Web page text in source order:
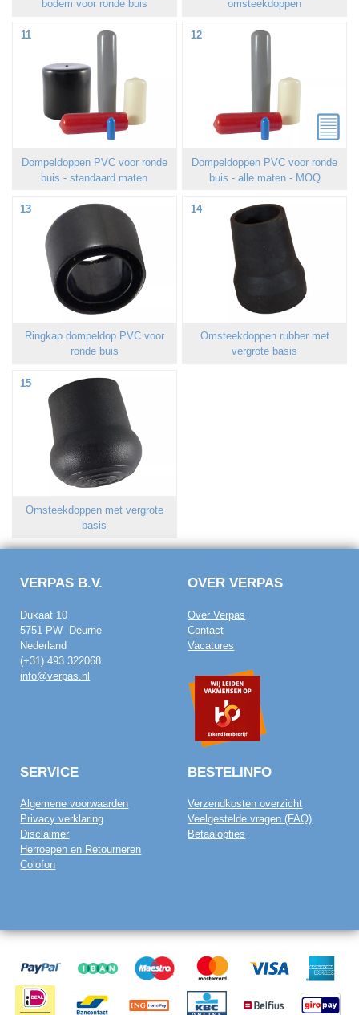
bodem voor ronde buis
omsteekdoppen
11
Dompeldoppen PVC voor ronde
buis - standaard maten
12
Dompeldoppen PVC voor ronde
buis - alle maten - MOQ
13
Ringkap dompeldop PVC voor
ronde buis
14
Omsteekdoppen rubber met
vergrote basis
15
Omsteekdoppen met vergrote
basis
VERPAS B.V.
Dukaat 10
5751 PW Deurne
Nederland
(+31) 493 322068
info@verpas.nl
OVER VERPAS
Over Verpas
Contact
Vacatures
SERVICE
Algemene voorwaarden
Privacy verklaring
Disclaimer
Herroepen en Retourneren
Colofon
BESTELINFO
Verzendkosten overzicht
Veelgestelde vragen (FAQ)
Betaalopties